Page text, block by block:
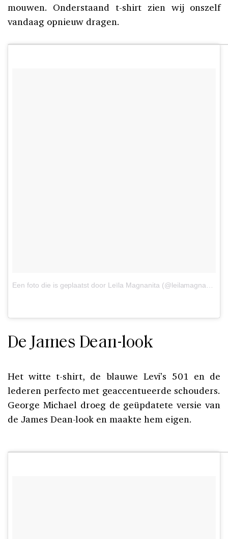
mouwen. Onderstaand t-shirt zien wij onszelf
vandaag opnieuw dragen.
Een foto die is geplaatst door Leïla Magnanita (@leilamagnanita)
De James Dean-look
Het witte t-shirt, de blauwe Levi’s 501 en de
lederen perfecto met geaccentueerde schouders.
George Michael droeg de geüpdatete versie van
de James Dean-look en maakte hem eigen.